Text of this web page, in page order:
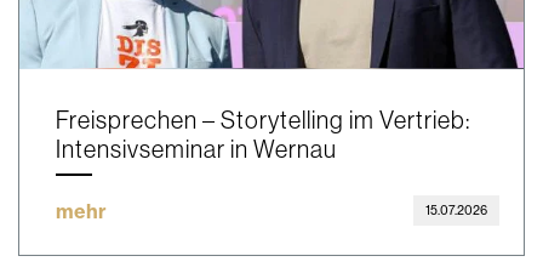
Freisprechen – Storytelling im Vertrieb:
Intensivseminar in Wernau
mehr 15.07.2026